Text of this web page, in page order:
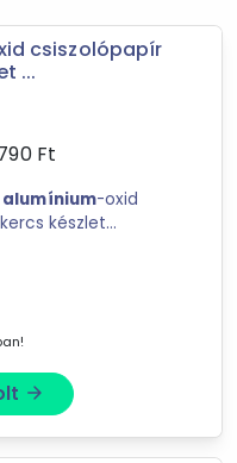
1 706 091 Ft
teljes
csiszolópapír
...
Ft
alumínium-oxid
készlet
arrow_forward